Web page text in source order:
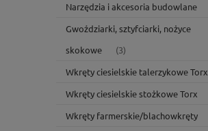
Narzędzia i akcesoria budowlane
Gwoździarki, sztyfciarki, nożyce
skokowe
(3)
Wkręty ciesielskie talerzykowe Torx
Wkręty ciesielskie stożkowe Torx
Wkręty farmerskie/blachowkręty